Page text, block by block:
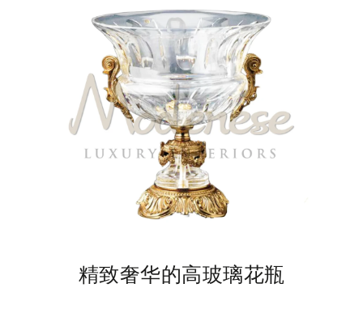
精致奢华的高玻璃花瓶